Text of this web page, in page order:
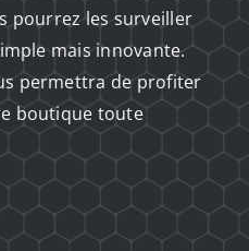
pourrez les surveiller
mais innovante.
permettra de profiter
boutique toute